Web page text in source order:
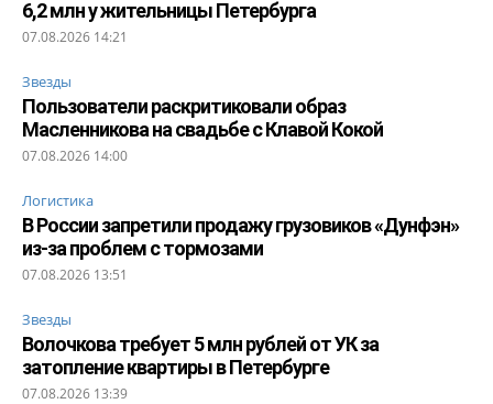
6,2 млн у жительницы Петербурга
07.08.2026 14:21
Звезды
Пользователи раскритиковали образ
Масленникова на свадьбе с Клавой Кокой
07.08.2026 14:00
Логистика
В России запретили продажу грузовиков «Дунфэн»
из-за проблем с тормозами
07.08.2026 13:51
Звезды
Волочкова требует 5 млн рублей от УК за
затопление квартиры в Петербурге
07.08.2026 13:39